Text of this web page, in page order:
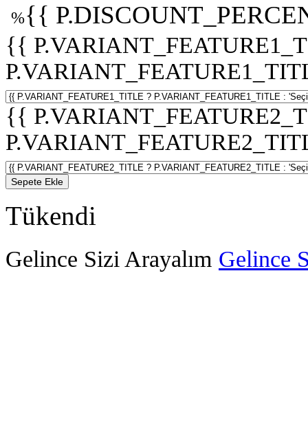
%{{
{{
{{
Sepete Ekle
Tükendi
Gelince Sizi Arayalım Gelince